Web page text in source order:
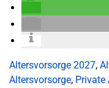
Altersvorsorge 2027,
Altersvorsorge, Private